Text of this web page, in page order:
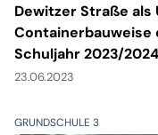
Dewitzer Straße als
Containerbauweise
Schuljahr 2023/
weiterhin der
23.06.2023
GRUNDSCHULE 3